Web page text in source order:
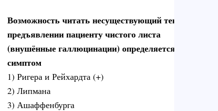
Возможность читать несуществующий текст при
предъявлении пациенту чистого листа
(внушённые галлюцинации) определяется как
симптом
1) Ригера и Рейхардта (+)
2) Липмана
3) Ашаффенбурга